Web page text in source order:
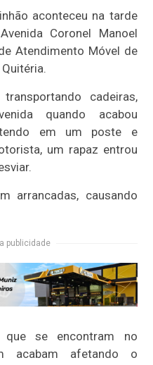
aconteceu na tarde
Coronel Manoel
Atendimento Móvel de
cadeiras,
quando acabou
em um poste e
um rapaz entrou
arrancadas, causando
publicidade
se encontram no
acabam afetando o